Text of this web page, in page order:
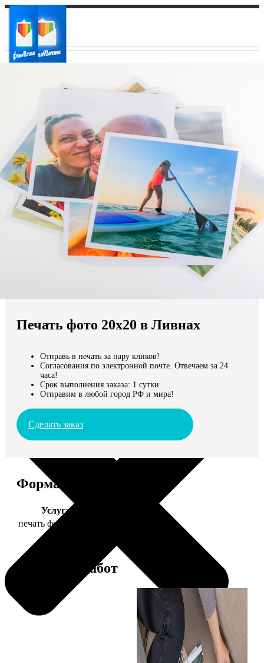
Ваш регион доставки
Выберите из списка:
Мы доставляем по всему миру
Продолжить без города
Печать фото 20х20 в Ливнах
Отправь в печать за пару кликов!
Согласования по электронной почте. Отвечаем за 24
часа!
Срок выполнения заказа: 1 сутки
Отправим в любой город РФ и мира!
Сделать заказ
Форматы и цены
Услуга
печать фото 20х20
Примеры работ